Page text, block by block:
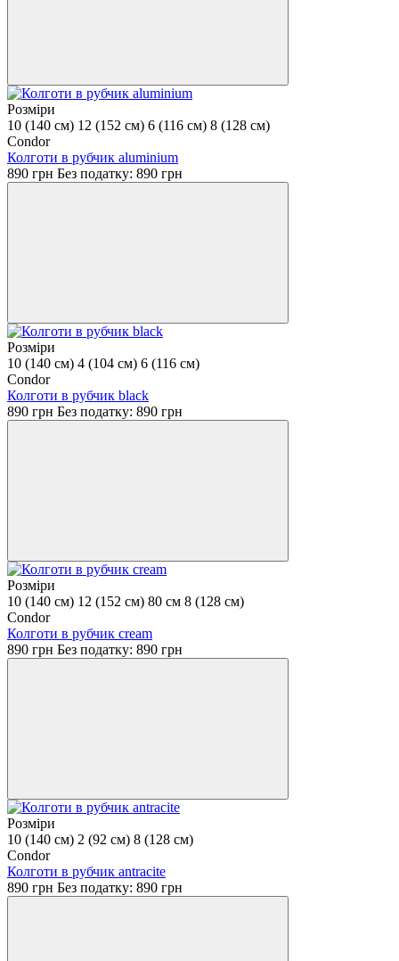
Розміри
10 (140 см) 12 (152 см) 6 (116 см) 8 (128 см)
Condor
Колготи в рубчик aluminium
890 грн Без податку: 890 грн
Розміри
10 (140 см) 4 (104 см) 6 (116 см)
Condor
Колготи в рубчик black
890 грн Без податку: 890 грн
Розміри
10 (140 см) 12 (152 см) 80 см 8 (128 см)
Condor
Колготи в рубчик cream
890 грн Без податку: 890 грн
Розміри
10 (140 см) 2 (92 см) 8 (128 см)
Condor
Колготи в рубчик antracite
890 грн Без податку: 890 грн